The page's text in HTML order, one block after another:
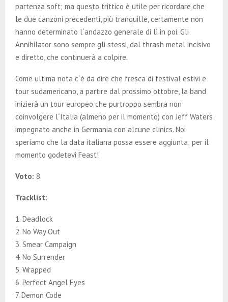
partenza soft; ma questo trittico è utile per ricordare che
le due canzoni precedenti, più tranquille, certamente non
hanno determinato l´andazzo generale di lì in poi. Gli
Annihilator sono sempre gli stessi, dal thrash metal incisivo
e diretto, che continuerà a colpire.
Come ultima nota c´è da dire che fresca di festival estivi e
tour sudamericano, a partire dal prossimo ottobre, la band
inizierà un tour europeo che purtroppo sembra non
coinvolgere l´Italia (almeno per il momento) con Jeff Waters
impegnato anche in Germania con alcune clinics. Noi
speriamo che la data italiana possa essere aggiunta; per il
momento godetevi Feast!
Voto: 8
Tracklist:
1. Deadlock
2. No Way Out
3. Smear Campaign
4. No Surrender
5. Wrapped
6. Perfect Angel Eyes
7. Demon Code